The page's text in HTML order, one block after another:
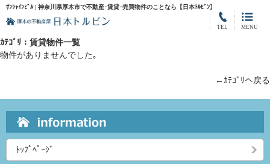
ｻﾝｼｬｲﾝﾋﾞﾙ | 神奈川県厚木市で不動産･賃貸･売買物件のことなら【日本ﾄﾙﾋﾞﾝ】
MENU
TEL
ｶﾃｺﾞﾘ：賃貸物件一覧
物件がありませんでした｡
←ｶﾃｺﾞﾘへ戻る
ﾄｯﾌﾟﾍﾟｰｼﾞ